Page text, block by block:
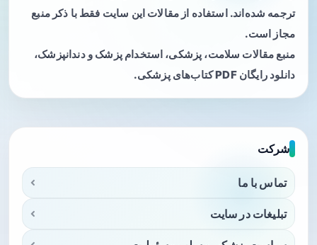
ترجمه شده‌اند. استفاده از مقالات این سایت فقط با ذکر منبع
مجاز است.
منبع مقالات سلامت، پزشکی، استخدام پزشک و دندانپزشک،
دانلود رایگان PDF کتاب‌های پزشکی.
شرکت
تماس با ما
تبلیغات در سایت